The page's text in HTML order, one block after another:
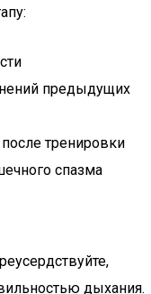
предыдущих
тренировки
спазма
дыхания.